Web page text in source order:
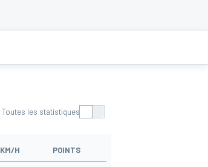
Toutes les statistiques
KM/H POINTS